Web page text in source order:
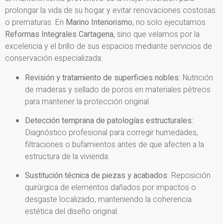
prolongar la vida de su hogar y evitar renovaciones costosas
o prematuras. En Marino Interiorismo, no solo ejecutamos
Reformas Integrales Cartagena, sino que velamos por la
excelencia y el brillo de sus espacios mediante servicios de
conservación especializada:
Revisión y tratamiento de superficies nobles: Nutrición
de maderas y sellado de poros en materiales pétreos
para mantener la protección original.
Detección temprana de patologías estructurales:
Diagnóstico profesional para corregir humedades,
filtraciones o bufamientos antes de que afecten a la
estructura de la vivienda.
Sustitución técnica de piezas y acabados: Reposición
quirúrgica de elementos dañados por impactos o
desgaste localizado, manteniendo la coherencia
estética del diseño original.